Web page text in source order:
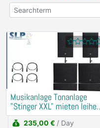
Musikanlage Tonanlage
"Stinger XXL" mieten leihen
Verleih PA, DJ
235,00 € / Day